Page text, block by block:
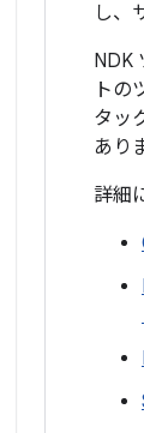
し、
NDK
トの
タッ
あり
詳細